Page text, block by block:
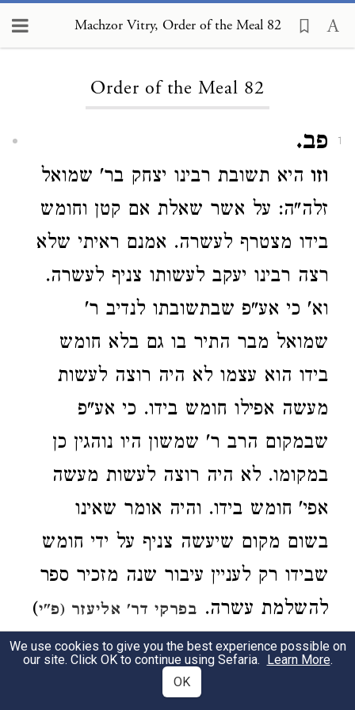
Machzor Vitry, Order of the Meal 82
Order of the Meal 82
1 פב.
וזו היא תשובת רבינו יצחק בר' שמואל
זלה"ה: על אשר שאלת אם קטן וחומש
בידו מצטרף לעשרה. אמנם ראיתי שלא
רצה רבינו יעקב לעשותו צניף לעשרה.
וא' כי אע"פ שבתשובתו לנדיב ר'
שמואל מבר התיר בו גם בלא חומש
בידו הוא עצמו לא היה רוצה לעשות
מעשה אפילו חומש בידו. כי אע"פ
שבמקום הרב ר' שמשון היו נוהגין כן
במקומו. לא היה רוצה לעשות מעשה
אפי' חומש בידו. והיה אומר שאינו
בשום מקום שיעשה צניף על ידי חומש
שבידו רק לעניין עיבור שנה מזכיר ספר
להשלמת עשרה. בפרקי דר' אליעזר (פ"י)
[פ"ח]. דקא' התם ר' יוסי אומ' בשלשה
מעברין השנה. ר' אליעזר אומ' בעשרה.
We use cookies to give you the best experience possible on
our site. Click OK to continue using Sefaria. Learn More.
OK